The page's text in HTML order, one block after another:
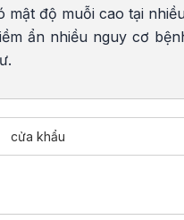
độ muỗi cao tại
ẩn nhiều nguy cơ
cửa khẩu